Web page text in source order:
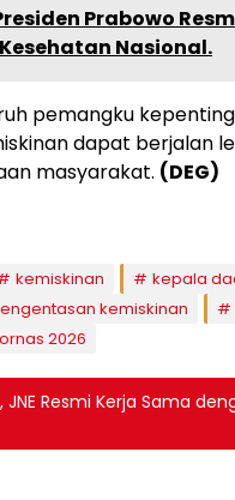
Prabowo
Nasional.
pemangku
dapat berjalan
masyarakat. (DEG)
kemiskinan
kepala
kemiskinan
2026
Resmi Kerja Sama